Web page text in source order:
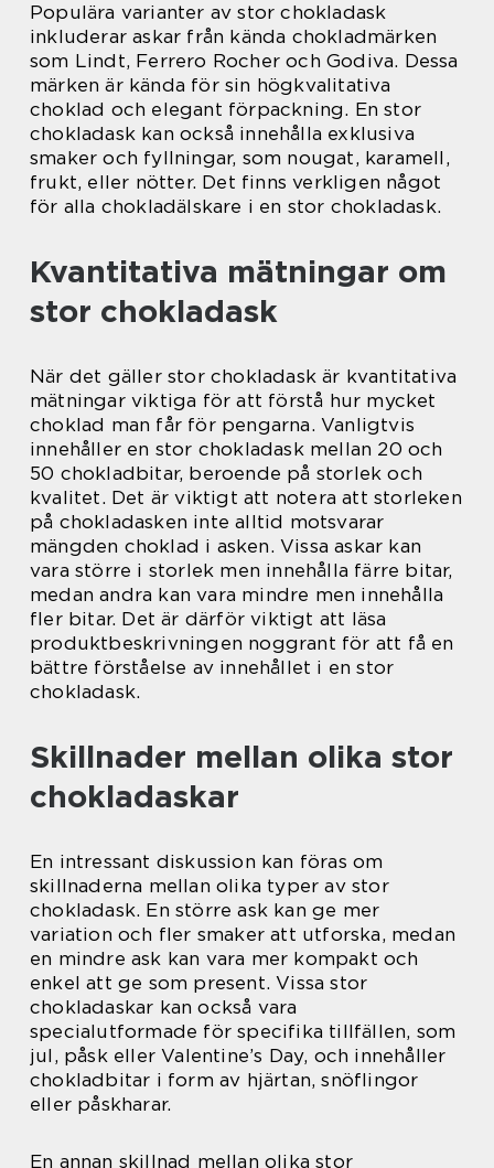
Populära varianter av stor chokladask
inkluderar askar från kända chokladmärken
som Lindt, Ferrero Rocher och Godiva. Dessa
märken är kända för sin högkvalitativa
choklad och elegant förpackning. En stor
chokladask kan också innehålla exklusiva
smaker och fyllningar, som nougat, karamell,
frukt, eller nötter. Det finns verkligen något
för alla chokladälskare i en stor chokladask.
Kvantitativa mätningar om
stor chokladask
När det gäller stor chokladask är kvantitativa
mätningar viktiga för att förstå hur mycket
choklad man får för pengarna. Vanligtvis
innehåller en stor chokladask mellan 20 och
50 chokladbitar, beroende på storlek och
kvalitet. Det är viktigt att notera att storleken
på chokladasken inte alltid motsvarar
mängden choklad i asken. Vissa askar kan
vara större i storlek men innehålla färre bitar,
medan andra kan vara mindre men innehålla
fler bitar. Det är därför viktigt att läsa
produktbeskrivningen noggrant för att få en
bättre förståelse av innehållet i en stor
chokladask.
Skillnader mellan olika stor
chokladaskar
En intressant diskussion kan föras om
skillnaderna mellan olika typer av stor
chokladask. En större ask kan ge mer
variation och fler smaker att utforska, medan
en mindre ask kan vara mer kompakt och
enkel att ge som present. Vissa stor
chokladaskar kan också vara
specialutformade för specifika tillfällen, som
jul, påsk eller Valentine’s Day, och innehåller
chokladbitar i form av hjärtan, snöflingor
eller påskharar.
En annan skillnad mellan olika stor